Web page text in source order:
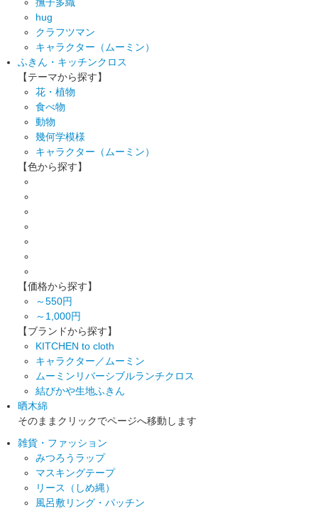
hug
クラフツマン
キャラクター（ムーミン）
ふきん・キッチンクロス
【テーマから探す】
花・植物
食べ物
動物
幾何学模様
キャラクター（ムーミン）
【色から探す】
【価格から探す】
～550円
～1,000円
【ブランドから探す】
KITCHEN to cloth
キャラクター／ムーミン
ムーミンリバーシブルランチクロス
結びかや生地ふきん
晒木綿
そのままクリックでページへ移動します
雑貨・ファッション
みつろうラップ
マスキングテープ
リース（しめ縄）
風呂敷リング・パッチン